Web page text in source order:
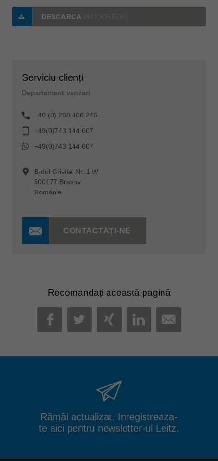
DESCARCA
Serviciu clienți
Departament vanzari
+40 (0) 268 406 246
+49(0)743 144 607
+49(0)743 144 607
B-dul Grivitei Nr. 1 W
500177 Brasov
România
CONTACTAȚI-NE
Recomandați această pagină
FACEBOOK
TWITTER
XINGLINKEDIN
MAIL
Rămâi actualizat. Inregistreaza-
te aici pentru newsletter-ul Leitz.